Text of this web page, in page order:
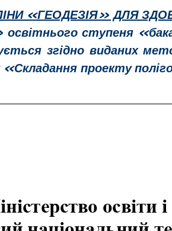
«ГЕОДЕЗІЯ» ДЛЯ
ступеня
згідно виданих
проекту